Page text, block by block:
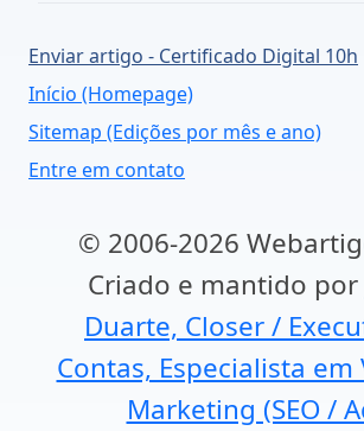
Enviar artigo - Certificado Digital 10h
Início (Homepage)
Sitemap (Edições por mês e ano)
Entre em contato
© 2006-2026
Criado e mantido por
Duarte, Closer /
Contas, Especialista em
Marketing (SEO /